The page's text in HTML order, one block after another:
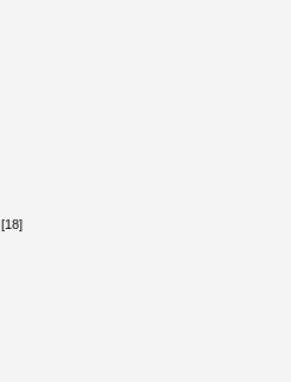
[18]